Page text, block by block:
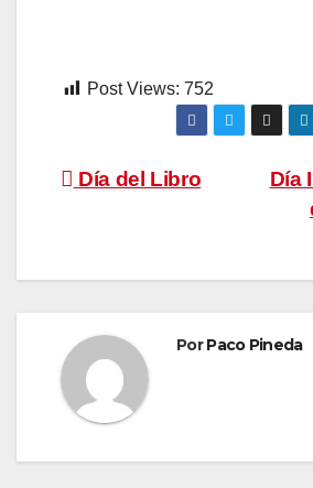
Post Views: 752
Navegación
entradas
Día
Día del Libro
PorPaco Pineda